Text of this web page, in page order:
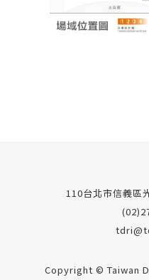
110台北市信義區
Copyright © Taiwan